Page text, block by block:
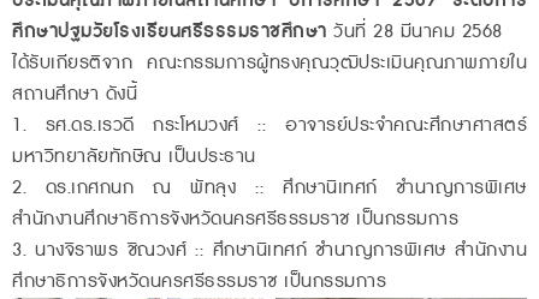
ศึกษาปฐมวัยโรงเรียนศรีธรรมราชศึกษา วันที่ 28 มีนาคม 2568
ได้รับเกียรติจาก คณะกรรมการผู้ทรงคุณวุฒิประเมินคุณภาพภายใน
สถานศึกษา ดังนี้
1. รศ.ดร.เรวดี กระโหมวงศ์ :: อาจารย์ประจำคณะศึกษาศาสตร์
มหาวิทยาลัยทักษิณ เป็นประธาน
2. ดร.เกศกนก ณ พัทลุง :: ศึกษานิเทศก์ ชำนาญการพิเศษ
สำนักงานศึกษาธิการจังหวัดนครศรีธรรมราช เป็นกรรมการ
3. นางจิราพร ชิณวงศ์ :: ศึกษานิเทศก์ ชำนาญการพิเศษ สำนักงาน
ศึกษาธิการจังหวัดนครศรีธรรมราช เป็นกรรมการ